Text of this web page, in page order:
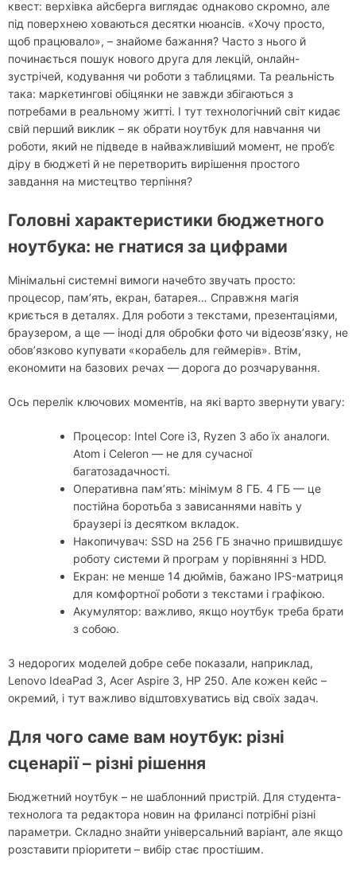
квест: верхівка айсберга виглядає однаково скромно, але
під поверхнею ховаються десятки нюансів. «Хочу просто,
щоб працювало», – знайоме бажання? Часто з нього й
починається пошук нового друга для лекцій, онлайн-
зустрічей, кодування чи роботи з таблицями. Та реальність
така: маркетингові обіцянки не завжди збігаються з
потребами в реальному житті. І тут технологічний світ кидає
свій перший виклик – як обрати ноутбук для навчання чи
роботи, який не підведе в найважливіший момент, не проб’є
діру в бюджеті й не перетворить вирішення простого
завдання на мистецтво терпіння?
Головні характеристики бюджетного
ноутбука: не гнатися за цифрами
Мінімальні системні вимоги начебто звучать просто:
процесор, пам’ять, екран, батарея… Справжня магія
криється в деталях. Для роботи з текстами, презентаціями,
браузером, а ще — іноді для обробки фото чи відеозв’язку, не
обов’язково купувати «корабель для геймерів». Втім,
економити на базових речах — дорога до розчарування.
Ось перелік ключових моментів, на які варто звернути увагу:
Процесор: Intel Core i3, Ryzen 3 або їх аналоги.
Atom і Celeron — не для сучасної
багатозадачності.
Оперативна пам’ять: мінімум 8 ГБ. 4 ГБ — це
постійна боротьба з зависаннями навіть у
браузері із десятком вкладок.
Накопичувач: SSD на 256 ГБ значно пришвидшує
роботу системи й програм у порівнянні з HDD.
Екран: не менше 14 дюймів, бажано IPS-матриця
для комфортної роботи з текстами і графікою.
Акумулятор: важливо, якщо ноутбук треба брати
з собою.
З недорогих моделей добре себе показали, наприклад,
Lenovo IdeaPad 3, Acer Aspire 3, HP 250. Але кожен кейс –
окремий, і тут важливо відштовхуватись від своїх задач.
Для чого саме вам ноутбук: різні
сценарії – різні рішення
Бюджетний ноутбук – не шаблонний пристрій. Для студента-
технолога та редактора новин на фрилансі потрібні різні
параметри. Складно знайти універсальний варіант, але якщо
розставити пріоритети – вибір стає простішим.